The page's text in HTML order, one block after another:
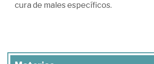
cura de males específicos.